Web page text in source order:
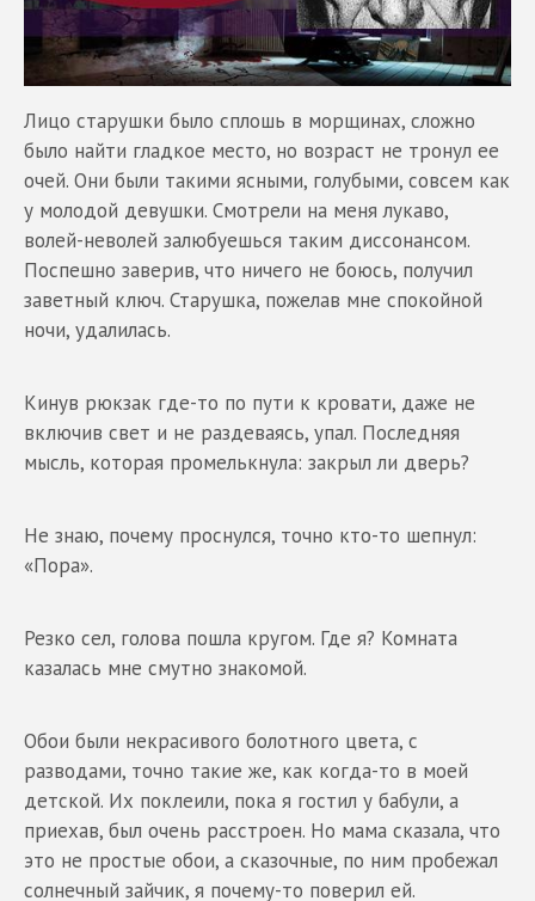
Лицо старушки было сплошь в морщинах, сложно
было найти гладкое место, но возраст не тронул ее
очей. Они были такими ясными, голубыми, совсем как
у молодой девушки. Смотрели на меня лукаво,
волей-неволей залюбуешься таким диссонансом.
Поспешно заверив, что ничего не боюсь, получил
заветный ключ. Старушка, пожелав мне спокойной
ночи, удалилась.
Кинув рюкзак где-то по пути к кровати, даже не
включив свет и не раздеваясь, упал. Последняя
мысль, которая промелькнула: закрыл ли дверь?
Не знаю, почему проснулся, точно кто-то шепнул:
«Пора».
Резко сел, голова пошла кругом. Где я? Комната
казалась мне смутно знакомой.
Обои были некрасивого болотного цвета, с
разводами, точно такие же, как когда-то в моей
детской. Их поклеили, пока я гостил у бабули, а
приехав, был очень расстроен. Но мама сказала, что
это не простые обои, а сказочные, по ним пробежал
солнечный зайчик, я почему-то поверил ей.